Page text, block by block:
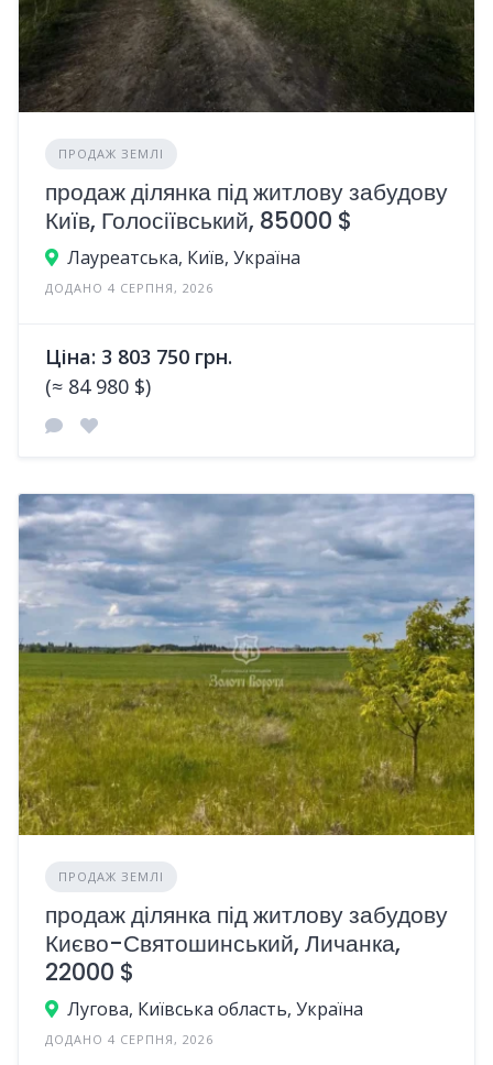
ПРОДАЖ ЗЕМЛІ
продаж ділянка під житлову забудову
Київ, Голосіївський, 85000 $
Лауреатська, Київ, Україна
ДОДАНО 4 СЕРПНЯ, 2026
Ціна: 3 803 750 грн.
(≈ 84 980 $)
ПРОДАЖ ЗЕМЛІ
продаж ділянка під житлову забудову
Києво-Святошинський, Личанка,
22000 $
Лугова, Київська область, Україна
ДОДАНО 4 СЕРПНЯ, 2026